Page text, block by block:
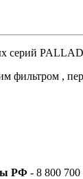
серий
фильтром ,
РФ - 8 800 700